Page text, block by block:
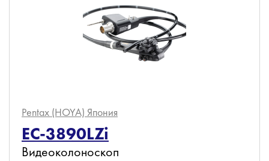
Pentax (HOYA) Япония
EC-3890LZi
Видеоколоноскоп